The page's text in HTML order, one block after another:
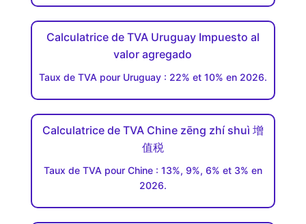
Calculatrice de TVA Uruguay Impuesto al
valor agregado
Taux de TVA pour Uruguay : 22% et 10% en 2026.
Calculatrice de TVA Chine zēng zhí shuì 增
值税
Taux de TVA pour Chine : 13%, 9%, 6% et 3% en
2026.